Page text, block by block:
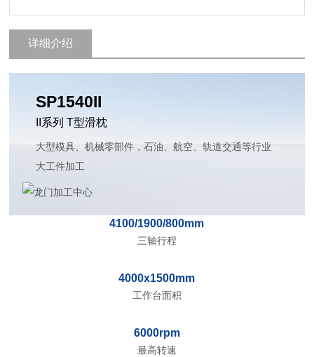
详细介绍
SP1540II
II系列 T型滑枕
大型模具、机械零部件，石油、航空、轨道交通等行业
大工件加工
4100/1900/800mm
三轴行程
4000x1500mm
工作台面积
6000rpm
最高转速